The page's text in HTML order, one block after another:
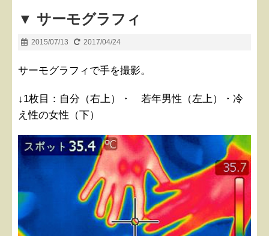
▼ サーモグラフィ
2015/07/13 2017/04/24
サーモグラフィで手を撮影。
↓1枚目：自分（右上）・ 若年男性（左上）・冷
え性の女性（下）